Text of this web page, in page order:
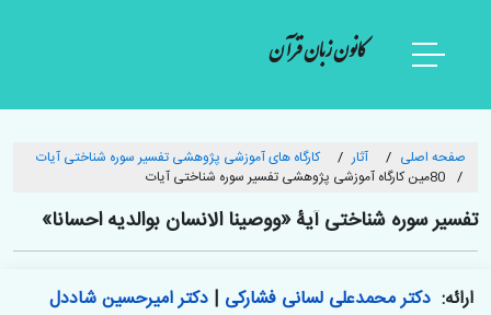
کانون زبان قرآن
صفحه اصلی آثار
کارگاه های آموزشی پژوهشی تفسیر سوره شناختی آیات
80مین کارگاه آموزشی پژوهشی تفسیر سوره شناختی آیات
تفسیر سوره شناختی آیۀ «ووصینا الانسان بوالدیه احسانا»
ارائه: دکتر محمدعلی لسانی فشارکی | دکتر امیرحسین شاددل